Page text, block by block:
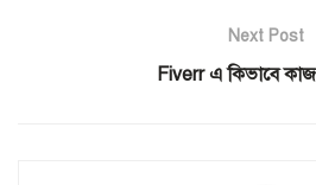
Next Post
Fiverr এ কিভাবে